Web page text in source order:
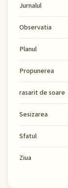
Jurnalul
Observatia
Planul
Propunerea
rasarit de soare
Sesizarea
Sfatul
Ziua